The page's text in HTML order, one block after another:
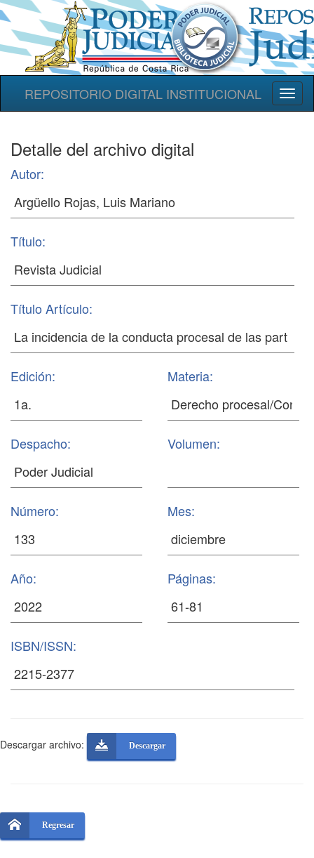
REPOSITORIO DIGITAL INSTITUCIONAL
Detalle del archivo digital
Autor:
Título:
Título Artículo:
Edición: Materia:
Despacho: Volumen:
Número: Mes:
Año: Páginas:
ISBN/ISSN:
Descargar archivo: Descargar
Regresar